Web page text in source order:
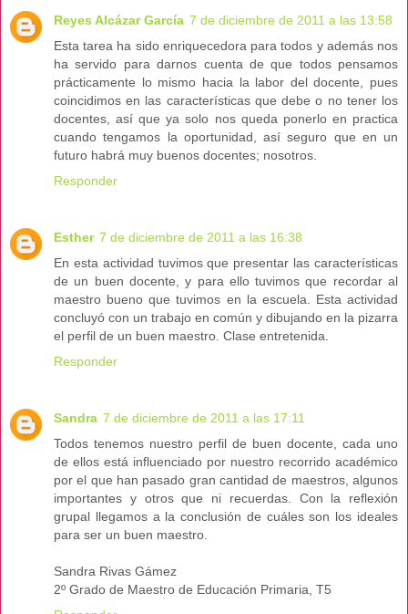
Reyes Alcázar García 7 de diciembre de 2011 a las 13:58
Esta tarea ha sido enriquecedora para todos y además nos
ha servido para darnos cuenta de que todos pensamos
prácticamente lo mismo hacia la labor del docente, pues
coincidimos en las características que debe o no tener los
docentes, así que ya solo nos queda ponerlo en practica
cuando tengamos la oportunidad, así seguro que en un
futuro habrá muy buenos docentes; nosotros.
Responder
Esther 7 de diciembre de 2011 a las 16:38
En esta actividad tuvimos que presentar las características
de un buen docente, y para ello tuvimos que recordar al
maestro bueno que tuvimos en la escuela. Esta actividad
concluyó con un trabajo en común y dibujando en la pizarra
el perfil de un buen maestro. Clase entretenida.
Responder
Sandra 7 de diciembre de 2011 a las 17:11
Todos tenemos nuestro perfil de buen docente, cada uno
de ellos está influenciado por nuestro recorrido académico
por el que han pasado gran cantidad de maestros, algunos
importantes y otros que ni recuerdas. Con la reflexión
grupal llegamos a la conclusión de cuáles son los ideales
para ser un buen maestro.
Sandra Rivas Gámez
2º Grado de Maestro de Educación Primaria, T5